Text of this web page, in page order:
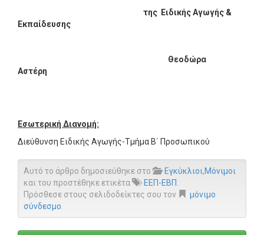
της Ειδικής Αγωγής &
Εκπαίδευσης
Θεοδώρα
Αστέρη
Εσωτερική Διανομή:
Διεύθυνση Ειδικής Αγωγής-Τμήμα Β΄ Προσωπικού
Αυτό το άρθρο δημοσιεύθηκε στο Εγκύκλιοι,Μόνιμοι
και του προστέθηκε ετικέτα
ΕΕΠ-ΕΒΠ
Πρόσθεσε στους σελιδοδείκτες σου τον
μόνιμο
σύνδεσμο